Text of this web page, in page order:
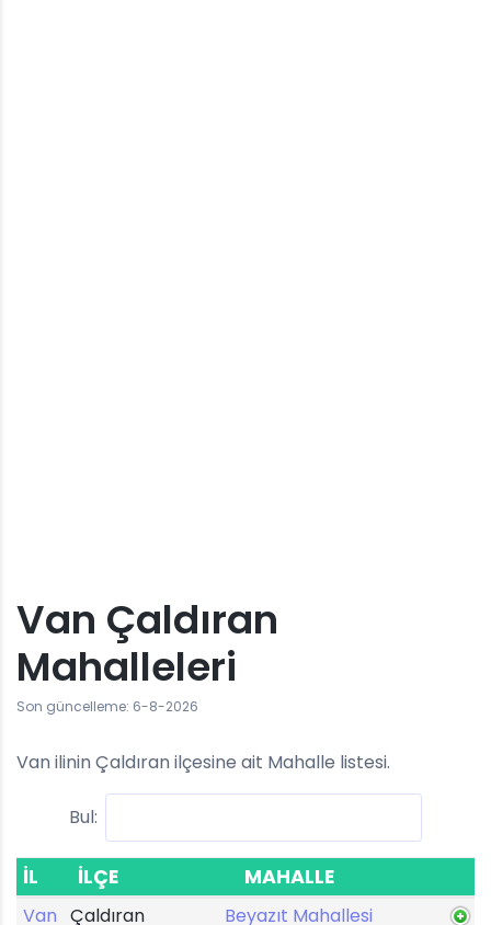
Van Çaldıran
Mahalleleri
Son güncelleme: 6-8-2026
Van ilinin Çaldıran ilçesine ait Mahalle listesi.
Bul:
İL İLÇE MAHALLE
Van Çaldıran
Beyazıt Mahallesi